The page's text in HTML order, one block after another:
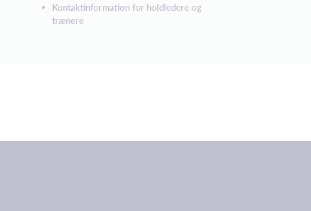
Kontaktinformation for holdledere og
trænere